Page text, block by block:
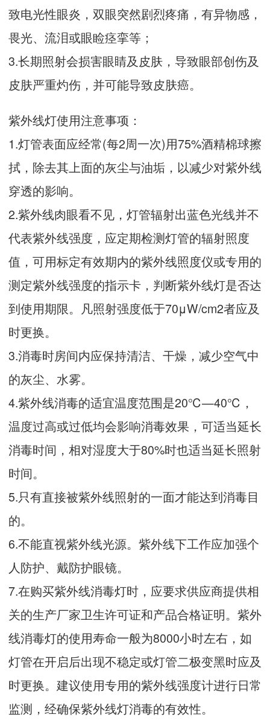
致电光性眼炎，双眼突然剧烈疼痛，有异物感，
畏光、流泪或眼睑痉挛等；
3.长期照射会损害眼睛及皮肤，导致眼部创伤及
皮肤严重灼伤，并可能导致皮肤癌。
紫外线灯使用注意事项：
1.灯管表面应经常(每2周一次)用75%酒精棉球擦
拭，除去其上面的灰尘与油垢，以减少对紫外线
穿透的影响。
2.紫外线肉眼看不见，灯管辐射出蓝色光线并不
代表紫外线强度，应定期检测灯管的辐射照度
值，可用标定有效期内的紫外线照度仪或专用的
测定紫外线强度的指示卡，判断紫外线灯是否达
到使用期限。凡照射强度低于70μW/cm2者应及
时更换。
3.消毒时房间内应保持清洁、干燥，减少空气中
的灰尘、水雾。
4.紫外线消毒的适宜温度范围是20℃—40℃，
温度过高或过低均会影响消毒效果，可适当延长
消毒时间，相对湿度大于80%时也适当延长照射
时间。
5.只有直接被紫外线照射的一面才能达到消毒目
的。
6.不能直视紫外线光源。紫外线下工作应加强个
人防护、戴防护眼镜。
7.在购买紫外线消毒灯时，应要求供应商提供相
关的生产厂家卫生许可证和产品合格证明。紫外
线消毒灯的使用寿命一般为8000小时左右，如
灯管在开启后出现不稳定或灯管二极变黑时应及
时更换。建议使用专用的紫外线强度计进行日常
监测，经确保紫外线灯消毒的有效性。